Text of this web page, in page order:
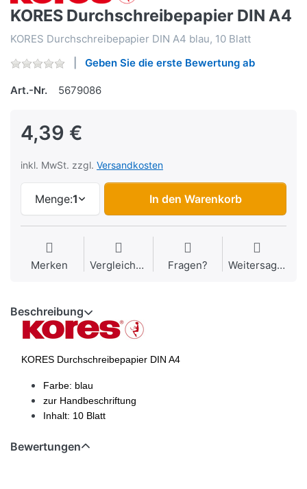
KORES Durchschreibepapier DIN A4
KORES Durchschreibepapier DIN A4 blau, 10 Blatt
Geben Sie die erste Bewertung ab
Art.-Nr. 5679086
4,39 €
inkl. MwSt. zzgl. Versandkosten
Menge:1 In den Warenkorb
Merken Vergleichen Fragen? Weitersagen
Beschreibung
KORES Durchschreibepapier DIN A4
Farbe: blau
zur Handbeschriftung
Inhalt: 10 Blatt
Bewertungen